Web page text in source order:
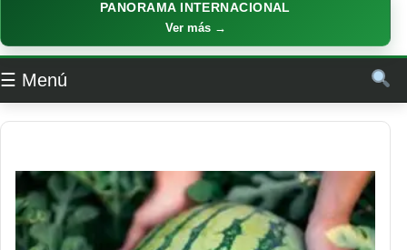
PANORAMA INTERNACIONAL
Ver más →
☰ Menú